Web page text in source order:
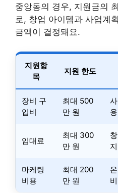
중앙동의 경우, 지원금의
로, 창업 아이템과 사업계
금액이 결정돼요.
지원항
목
지원 한도
장비 구
입비
최대 500
만 원
용
임대료
최대 300
만 원
마케팅
비용
최대 200
만 원